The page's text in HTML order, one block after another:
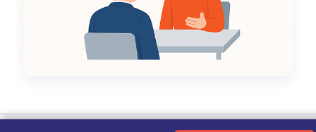
Kebijakan Privasi|Tentang Kami|